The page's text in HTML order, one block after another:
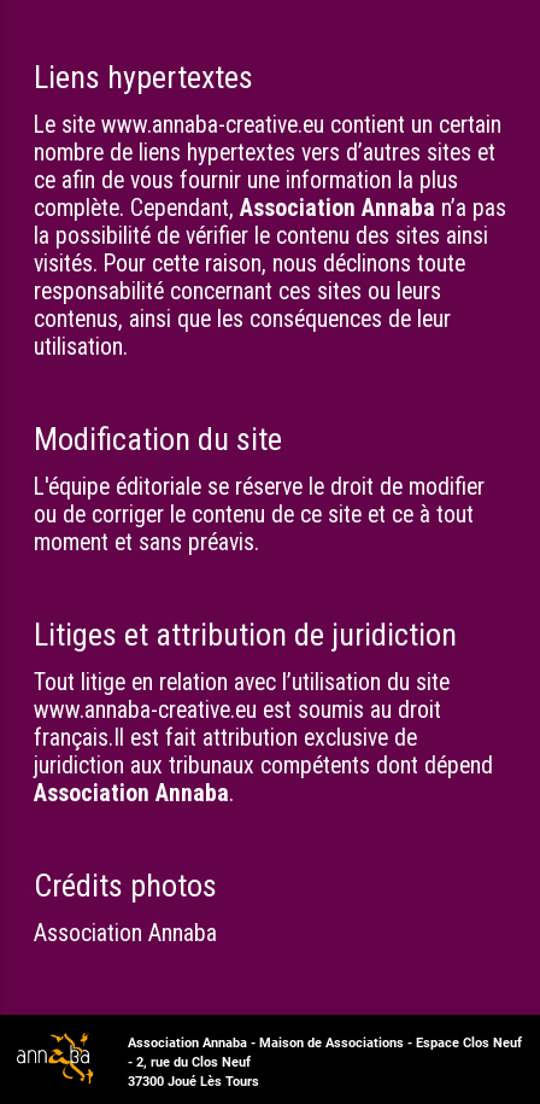
Liens hypertextes
Le site www.annaba-creative.eu contient un certain
nombre de liens hypertextes vers d’autres sites et
ce afin de vous fournir une information la plus
complète. Cependant, Association Annaba n’a pas
la possibilité de vérifier le contenu des sites ainsi
visités. Pour cette raison, nous déclinons toute
responsabilité concernant ces sites ou leurs
contenus, ainsi que les conséquences de leur
utilisation.
Modification du site
L'équipe éditoriale se réserve le droit de modifier
ou de corriger le contenu de ce site et ce à tout
moment et sans préavis.
Litiges et attribution de juridiction
Tout litige en relation avec l’utilisation du site
www.annaba-creative.eu est soumis au droit
français.Il est fait attribution exclusive de
juridiction aux tribunaux compétents dont dépend
Association Annaba.
Crédits photos
Association Annaba
Association Annaba - Maison de Associations - Espace Clos Neuf
- 2, rue du Clos Neuf
37300 Joué Lès Tours